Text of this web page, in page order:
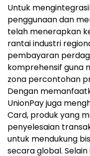
Untuk
penggunaan dan
telah menerapkan
rantai industri
pembayaran
komprehensif guna
zona percontohan
Dengan
UnionPay juga
Card, produk yang
penyelesaian
untuk mendukung
secara global.